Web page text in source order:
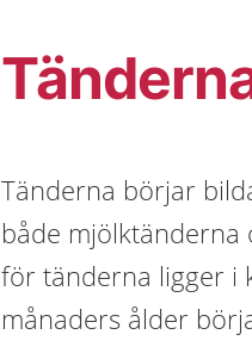
Tänderna börjar
både mjölktänderna
för tänderna ligger i
månaders ålder